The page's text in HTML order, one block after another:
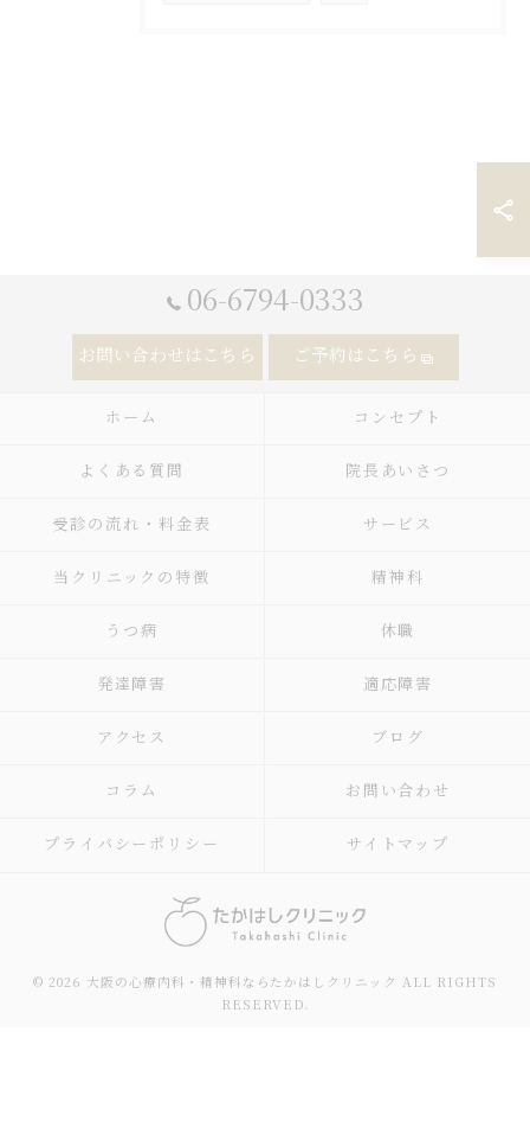
06-6794-0333
お問い合わせはこちら ご予約はこちら
ホーム コンセプト
よくある質問 院長あいさつ
受診の流れ・料金表 サービス
当クリニックの特徴 精神科
うつ病 休職
発達障害 適応障害
アクセス ブログ
コラム お問い合わせ
プライバシーポリシー サイトマップ
© 2026 大阪の心療内科・精神科ならたかはしクリニック ALL RIGHTS
RESERVED.